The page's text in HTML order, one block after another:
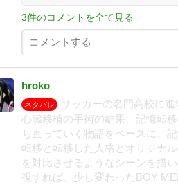
3件のコメントを全て見る
hroko
ネタバレ
サッカーの名門高校に
心臓移植の手術の結果、記憶転
ち直っていく物語をベースに、
転移と転移した人格とオリジナ
を対比させるようなシーンを描
視すれば、少し変わったBOY